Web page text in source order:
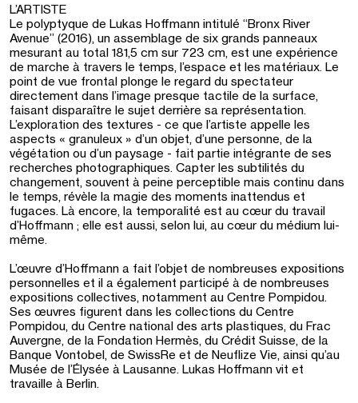
L’ARTISTE
Le polyptyque de Lukas Hoffmann intitulé “Bronx River
Avenue” (2016), un assemblage de six grands panneaux
mesurant au total 181,5 cm sur 723 cm, est une expérience
de marche à travers le temps, l’espace et les matériaux. Le
point de vue frontal plonge le regard du spectateur
directement dans l’image presque tactile de la surface,
faisant disparaître le sujet derrière sa représentation.
L’exploration des textures - ce que l’artiste appelle les
aspects « granuleux » d’un objet, d’une personne, de la
végétation ou d’un paysage - fait partie intégrante de ses
recherches photographiques. Capter les subtilités du
changement, souvent à peine perceptible mais continu dans
le temps, révèle la magie des moments inattendus et
fugaces. Là encore, la temporalité est au cœur du travail
d’Hoffmann ; elle est aussi, selon lui, au cœur du médium lui-
même.
L’œuvre d’Hoffmann a fait l’objet de nombreuses expositions
personnelles et il a également participé à de nombreuses
expositions collectives, notamment au Centre Pompidou.
Ses œuvres figurent dans les collections du Centre
Pompidou, du Centre national des arts plastiques, du Frac
Auvergne, de la Fondation Hermès, du Crédit Suisse, de la
Banque Vontobel, de SwissRe et de Neuflize Vie, ainsi qu’au
Musée de l’Élysée à Lausanne. Lukas Hoffmann vit et
travaille à Berlin.